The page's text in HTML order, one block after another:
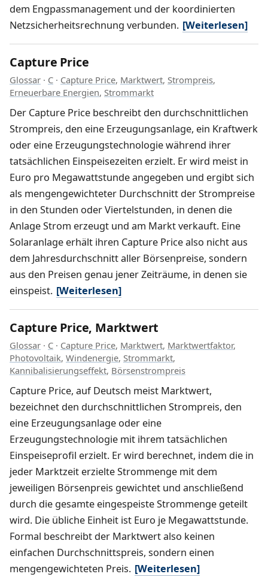
dem Engpassmanagement und der koordinierten
Netzsicherheitsrechnung verbunden. [Weiterlesen]
Capture Price
Glossar · C · Capture Price, Marktwert, Strompreis,
Erneuerbare Energien, Strommarkt
Der Capture Price beschreibt den durchschnittlichen
Strompreis, den eine Erzeugungsanlage, ein Kraftwerk
oder eine Erzeugungstechnologie während ihrer
tatsächlichen Einspeisezeiten erzielt. Er wird meist in
Euro pro Megawattstunde angegeben und ergibt sich
als mengengewichteter Durchschnitt der Strompreise
in den Stunden oder Viertelstunden, in denen die
Anlage Strom erzeugt und am Markt verkauft. Eine
Solaranlage erhält ihren Capture Price also nicht aus
dem Jahresdurchschnitt aller Börsenpreise, sondern
aus den Preisen genau jener Zeiträume, in denen sie
einspeist. [Weiterlesen]
Capture Price, Marktwert
Glossar · C · Capture Price, Marktwert, Marktwertfaktor,
Photovoltaik, Windenergie, Strommarkt,
Kannibalisierungseffekt, Börsenstrompreis
Capture Price, auf Deutsch meist Marktwert,
bezeichnet den durchschnittlichen Strompreis, den
eine Erzeugungsanlage oder eine
Erzeugungstechnologie mit ihrem tatsächlichen
Einspeiseprofil erzielt. Er wird berechnet, indem die in
jeder Marktzeit erzielte Strommenge mit dem
jeweiligen Börsenpreis gewichtet und anschließend
durch die gesamte eingespeiste Strommenge geteilt
wird. Die übliche Einheit ist Euro je Megawattstunde.
Formal beschreibt der Marktwert also keinen
einfachen Durchschnittspreis, sondern einen
mengengewichteten Preis. [Weiterlesen]